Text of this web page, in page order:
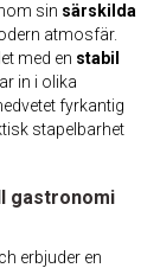
sin särskilda
atmosfär.
med en stabil
in i olika
fyrkantig
stapelbarhet
gastronomi
erbjuder en